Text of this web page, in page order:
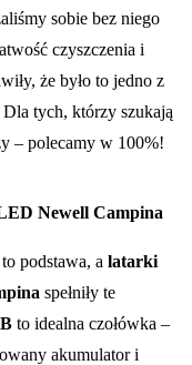
sobie bez niego
czyszczenia i
że było to jedno z
tych, którzy szukają
– polecamy w 100%!
Newell Campina
podstawa, a latarki
spełniły te
to idealna czołówka –
akumulator i